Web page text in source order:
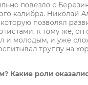
повезло с
калибра. Николай
позволял
к тому же,
и молодым, и уже
труппу на
Какие роли